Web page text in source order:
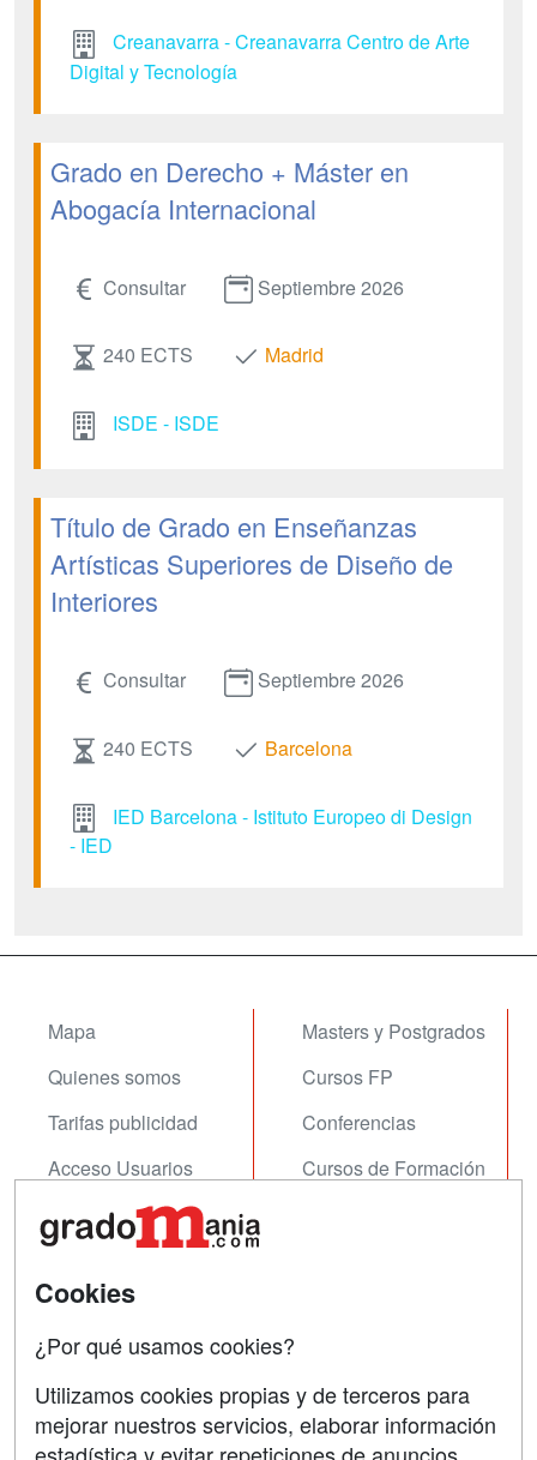
Creanavarra - Creanavarra Centro de Arte
Digital y Tecnología
Grado en Derecho + Máster en
Abogacía Internacional
Consultar Septiembre 2026
240 ECTS Madrid
ISDE - ISDE
Título de Grado en Enseñanzas
Artísticas Superiores de Diseño de
Interiores
Consultar Septiembre 2026
240 ECTS Barcelona
IED Barcelona - Istituto Europeo di Design
- IED
Mapa
Quienes somos
Tarifas publicidad
Acceso Usuarios
Acceso Centros
Masters y Postgrados
Cursos FP
Conferencias
Cursos de Formación
Contactar
Copyleft
Cookies
¿Por qué usamos cookies?
Utilizamos cookies propias y de terceros para
mejorar nuestros servicios, elaborar información